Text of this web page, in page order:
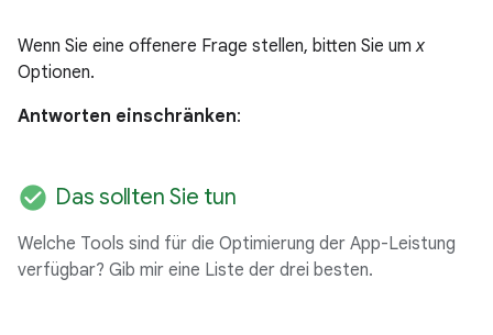
Wenn Sie eine offenere Frage stellen, bitten Sie umx
Optionen.
Antworten einschränken:
check_circle Das sollten Sie tun
Welche Tools sind für die Optimierung der App-Leistung
verfügbar? Gib mir eine Liste der drei besten.